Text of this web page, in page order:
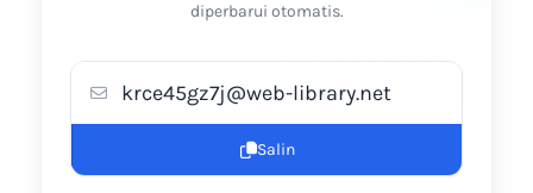
diperbarui otomatis.
Salin